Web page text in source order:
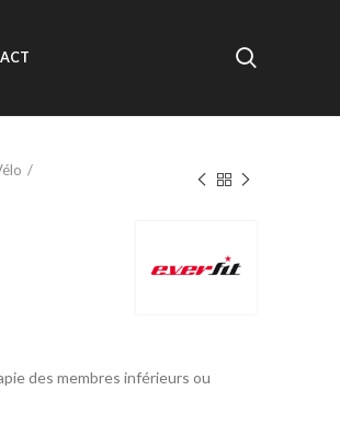
des membres inférieurs ou